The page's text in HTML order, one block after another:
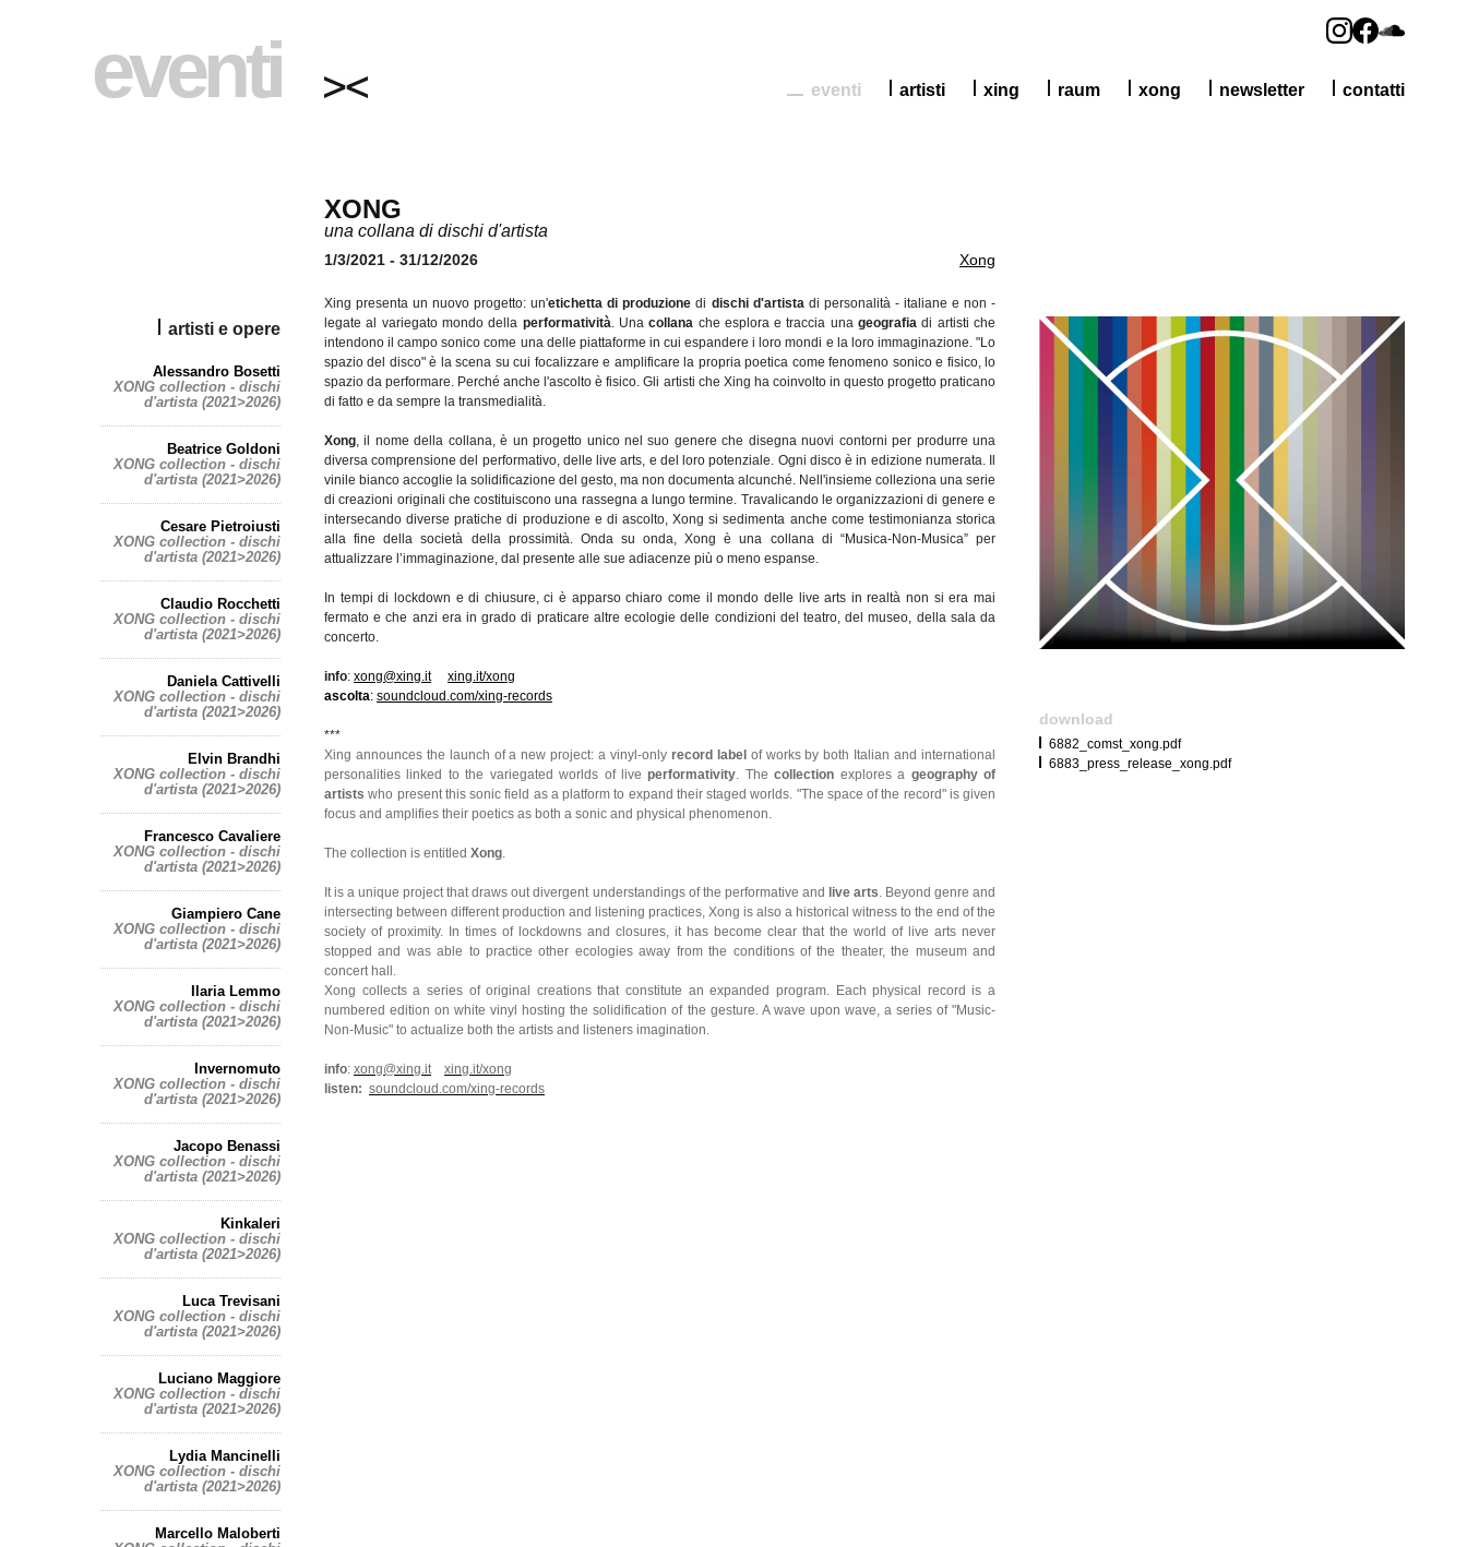
eventi contatti
newsletter
xong
raum
xing
artisti
eventi
artisti e opere
Alessandro Bosetti
XONG collection - dischi
d'artista (2021>2026)
Beatrice Goldoni
XONG collection - dischi
d'artista (2021>2026)
Cesare Pietroiusti
XONG collection - dischi
d'artista (2021>2026)
Claudio Rocchetti
XONG collection - dischi
d'artista (2021>2026)
Daniela Cattivelli
XONG collection - dischi
d'artista (2021>2026)
Elvin Brandhi
XONG collection - dischi
d'artista (2021>2026)
Francesco Cavaliere
XONG collection - dischi
d'artista (2021>2026)
Giampiero Cane
XONG collection - dischi
d'artista (2021>2026)
Ilaria Lemmo
XONG collection - dischi
d'artista (2021>2026)
Invernomuto
XONG collection - dischi
d'artista (2021>2026)
Jacopo Benassi
XONG collection - dischi
d'artista (2021>2026)
Kinkaleri
XONG collection - dischi
d'artista (2021>2026)
Luca Trevisani
XONG collection - dischi
d'artista (2021>2026)
Luciano Maggiore
XONG collection - dischi
d'artista (2021>2026)
Lydia Mancinelli
XONG collection - dischi
d'artista (2021>2026)
Marcello Maloberti
download
6882_comst_xong.pdf
6883_press_release_xong.pdf
XONG
una collana di dischi d'artista
1/3/2021 - 31/12/2026 Xong
Xing presenta un nuovo progetto: un'etichetta di produzione di dischi d'artistadi personalità - italiane e non -
legate al variegato mondo della performatività. Unacollana che esplora e traccia unageografia di artisti che
intendono il campo sonico come una delle piattaforme in cui espandere i loro mondi e la loro immaginazione. "Lo
spazio del disco" è la scena su cui focalizzare e amplificare la propria poetica come fenomeno sonico e fisico, lo
spazio da performare. Perché anche l'ascolto è fisico. Gli artisti che Xing ha coinvolto in questo progetto praticano
di fatto e da sempre la transmedialità.
Xong, il nome della collana, è un progetto unico nel suo genere che disegna nuovi contorni per produrre una
diversa comprensione del performativo, delle live arts, e del loro potenziale. Ogni disco è in edizione numerata. Il
vinile bianco accoglie la solidificazione del gesto, ma non documenta alcunché. Nell'insieme colleziona una serie
di creazioni originali che costituiscono una rassegna a lungo termine. Travalicando le organizzazioni di genere e
intersecando diverse pratiche di produzione e di ascolto, Xong si sedimenta anche come testimonianza storica
alla fine della società della prossimità. Onda su onda, Xong è una collana di “Musica-Non-Musica” per
attualizzare l’immaginazione, dal presente alle sue adiacenze più o meno espanse.
In tempi di lockdown e di chiusure, ci è apparso chiaro come il mondo delle live arts in realtà non si era mai
fermato e che anzi era in grado di praticare altre ecologie delle condizioni del teatro, del museo, della sala da
concerto.
info: xong@xing.it
xing.it/xong
ascolta: soundcloud.com/xing-records
***
Xing announces the launch of a new project: a vinyl-only record label of works by both Italian and international
personalities linked to the variegated worlds of liveperformativity. Thecollection explores a geography of
artists who present this sonic field as a platform to expand their staged worlds. "The space of the record" is given
focus and amplifies their poetics as both a sonic and physical phenomenon.
The collection is entitled Xong.
It is a unique project that draws out divergent understandings of the performative and live arts. Beyond genre and
intersecting between different production and listening practices, Xong is also a historical witness to the end of the
society of proximity. In times of lockdowns and closures, it has become clear that the world of live arts never
stopped and was able to practice other ecologies away from the conditions of the theater, the museum and
concert hall.
Xong collects a series of original creations that constitute an expanded program. Each physical record is a
numbered edition on white vinyl hosting the solidification of the gesture. A wave upon wave, a series of "Music-
Non-Music" to actualize both the artists and listeners imagination.
info: xong@xing.it
xing.it/xong
listen: soundcloud.com/xing-records